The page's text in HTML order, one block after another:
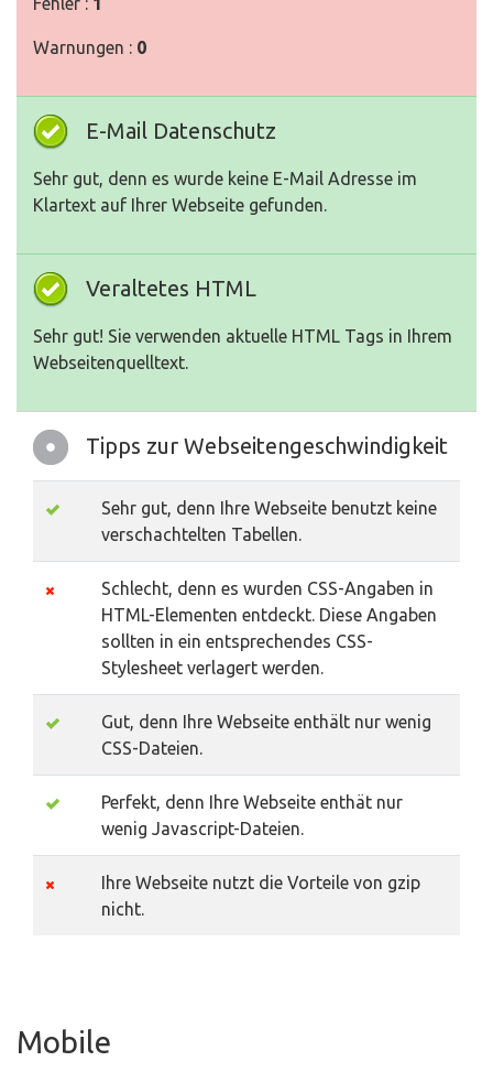
Warnungen : 0
E-Mail Datenschutz
Sehr gut, denn es wurde keine E-Mail Adresse im
Klartext auf Ihrer Webseite gefunden.
Veraltetes HTML
Sehr gut! Sie verwenden aktuelle HTML Tags in Ihrem
Webseitenquelltext.
Tipps zur Webseitengeschwindigkeit
Sehr gut, denn Ihre Webseite benutzt keine
verschachtelten Tabellen.
Schlecht, denn es wurden CSS-Angaben in
HTML-Elementen entdeckt. Diese Angaben
sollten in ein entsprechendes CSS-
Stylesheet verlagert werden.
Gut, denn Ihre Webseite enthält nur wenig
CSS-Dateien.
Perfekt, denn Ihre Webseite enthät nur
wenig Javascript-Dateien.
Ihre Webseite nutzt die Vorteile von gzip
nicht.
Mobile